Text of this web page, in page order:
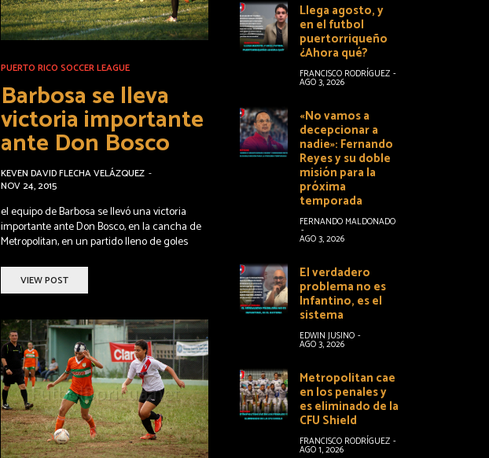
PUERTO RICO SOCCER LEAGUE
Barbosa se lleva
victoria importante
ante Don Bosco
KEVEN DAVID FLECHA VELÁZQUEZ -
NOV 24, 2015
el equipo de Barbosa se llevó una victoria
importante ante Don Bosco, en la cancha de
Metropolitan, en un partido lleno de goles
VIEW POST
Llega agosto, y
en el futbol
puertorriqueño
¿Ahora qué?
FRANCISCO RODRÍGUEZ -
AGO 3, 2026
«No vamos a
decepcionar a
nadie»: Fernando
Reyes y su doble
misión para la
próxima
temporada
FERNANDO MALDONADO
-
AGO 3, 2026
El verdadero
problema no es
Infantino, es el
sistema
EDWIN JUSINO -
AGO 3, 2026
Metropolitan cae
en los penales y
es eliminado de la
CFU Shield
FRANCISCO RODRÍGUEZ -
AGO 1, 2026